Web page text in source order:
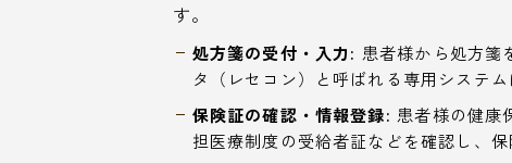
す。
処方箋の受付・入力: 患者様から処方箋
タ（レセコン）と呼ばれる専用システ
保険証の確認・情報登録: 患者様の健康
担医療制度の受給者証などを確認し、